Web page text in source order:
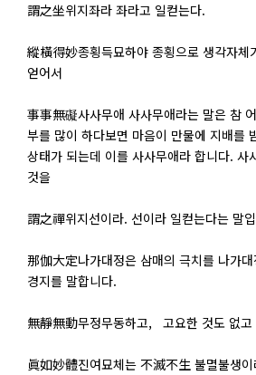
謂之坐위지좌라 좌라고 일컫는다.
縱橫得妙종횡득묘하야 종횡으로 생각자체
얻어서
事事無礙사사무애 사사무애라는 말은 참
부를 많이 하다보면 마음이 만물에 지배를
상태가 되는데 이를 사사무애라 합니다. 사
것을
謂之禪위지선이라. 선이라 일컫는다는 말
那伽大定나가대정은 삼매의 극치를 나가
경지를 말합니다.
無靜無動무정무동하고, 고요한 것도 없고
眞如妙體진여묘체는 不滅不生 불멸불생이